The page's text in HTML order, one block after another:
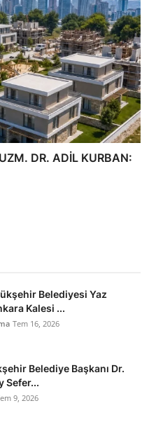
DR. ADİL KURBAN:
Belediyesi Yaz
Kalesi ...
Tem 16, 2026
Belediye Başkanı Dr.
Sefer...
9, 2026